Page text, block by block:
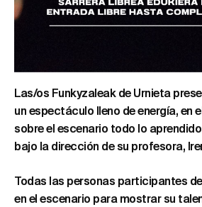
Las/os Funkyzaleak de Urnieta
un espectáculo lleno de energía, en
sobre el escenario todo lo
bajo la dirección de su profesora,
Todas las personas participantes
en el escenario para mostrar su